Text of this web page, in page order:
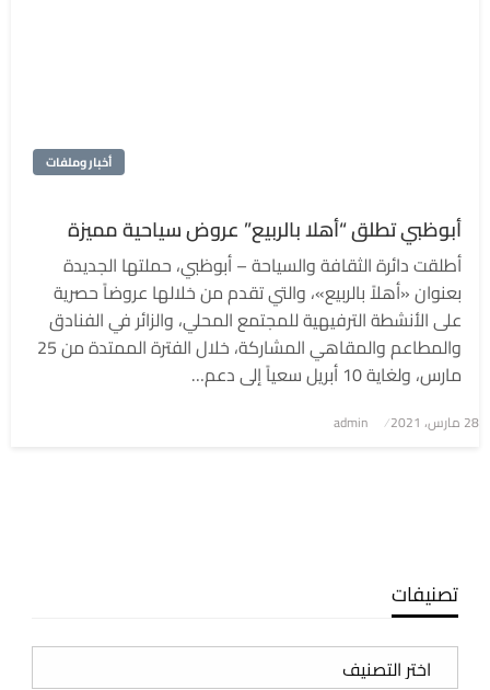
أخبار وملفات
أبوظبي تطلق “أهلا بالربيع” عروض سياحية مميزة
أطلقت دائرة الثقافة والسياحة – أبوظبي، حملتها الجديدة
بعنوان «أهلاً بالربيع»، والتي تقدم من خلالها عروضاً حصرية
على الأنشطة الترفيهية للمجتمع المحلي، والزائر في الفنادق
والمطاعم والمقاهي المشاركة، خلال الفترة الممتدة من 25
مارس، ولغاية 10 أبريل سعياً إلى دعم…
نُشر
28 مارس، 2021 admin
تصنيفات
تصنيفات